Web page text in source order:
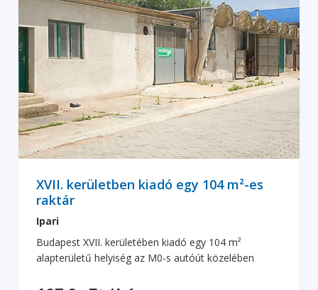
XVII. kerületben kiadó egy 104 m²-es
raktár
Ipari
Budapest XVII. kerületében kiadó egy 104 m²
alapterületű helyiség az M0-s autóút közelében